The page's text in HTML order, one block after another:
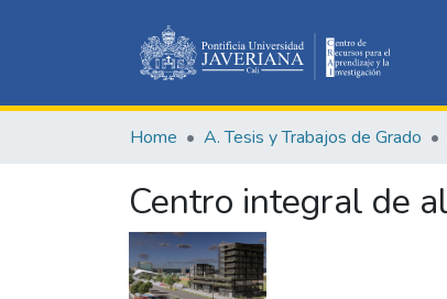
Home A. Tesis y Trabajos de Grado
Centro integral de